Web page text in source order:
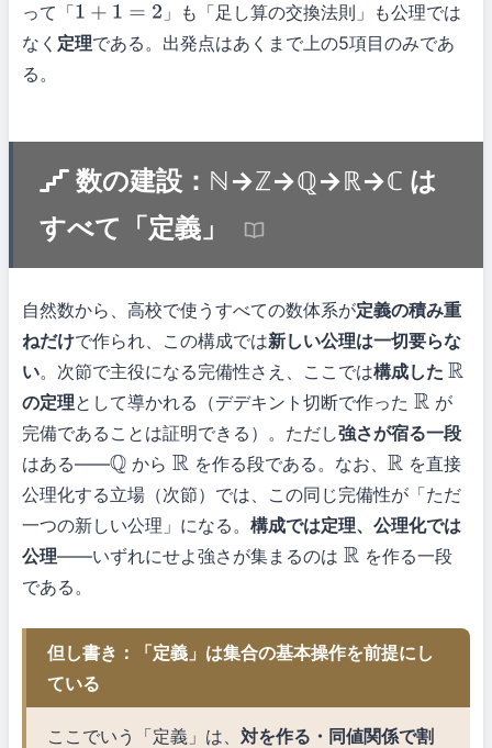
って「1+1=2
」も「足し算の交換法則」も公理では
なく 定理である。出発点はあくまで上の5項目のみであ
る。
数の建設：ℕ→ℤ→ℚ→ℝ→ℂ は
すべて「定義」
自然数から、高校で使うすべての数体系が定義の積み重
ねだけで作られ、この構成では新しい公理は一切要らな
い。次節で主役になる完備性さえ、ここでは構成した R
の定理として導かれる（デデキント切断で作った R が
完備であることは証明できる）。ただし強さが宿る一段
はある——Q からR を作る段である。なお、 R を直接
公理化する立場（次節）では、この同じ完備性が「ただ
一つの新しい公理」になる。 構成では定理、公理化では
公理——いずれにせよ強さが集まるのは R を作る一段
である。
但し書き：「定義」は集合の基本操作を前提にし
ている
ここでいう「定義」は、対を作る・同値関係で割